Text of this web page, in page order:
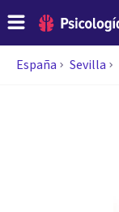
España Sevilla